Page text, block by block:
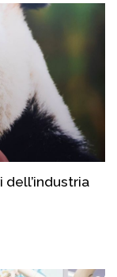
dell’industria